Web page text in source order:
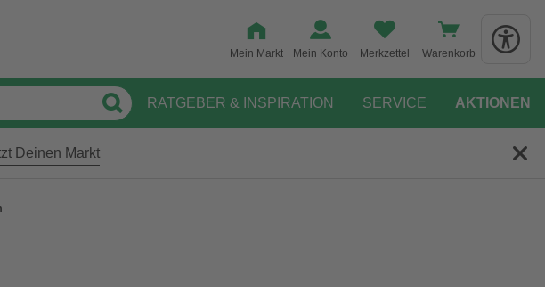
Mein Markt Mein Konto Merkzettel Warenkorb
RATGEBER & INSPIRATION SERVICE AKTIONEN
Deinen Markt